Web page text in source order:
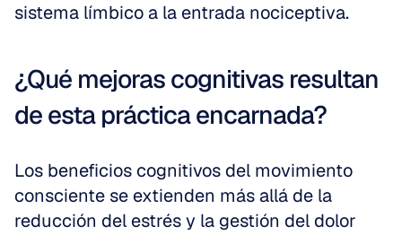
sistema límbico a la entrada nociceptiva.
¿Qué mejoras cognitivas resultan
de esta práctica encarnada?
Los beneficios cognitivos del movimiento
consciente se extienden más allá de la
reducción del estrés y la gestión del dolor